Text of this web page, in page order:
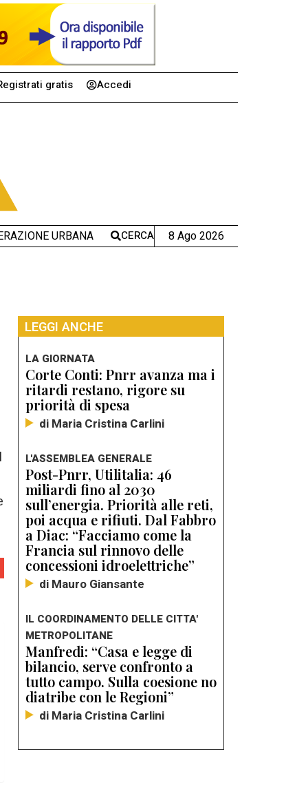
gratis Accedi
URBANA CERCA 8 Ago 2026
LEGGI ANCHE
LA GIORNATA
Corte Conti: Pnrr avanza ma i
ritardi restano, rigore su
priorità di spesa
di Maria Cristina Carlini
L'ASSEMBLEA GENERALE
Post-Pnrr, Utilitalia: 46
miliardi fino al 2030
sull’energia. Priorità alle reti,
poi acqua e rifiuti. Dal Fabbro
a Diac: “Facciamo come la
Francia sul rinnovo delle
concessioni idroelettriche”
di Mauro Giansante
IL COORDINAMENTO DELLE CITTA'
METROPOLITANE
Manfredi: “Casa e legge di
bilancio, serve confronto a
tutto campo. Sulla coesione no
diatribe con le Regioni”
di Maria Cristina Carlini